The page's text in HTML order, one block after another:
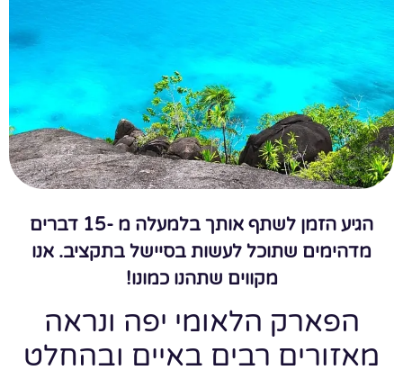
הגיע הזמן לשתף אותך בלמעלה מ -15 דברים
מדהימים שתוכל לעשות בסיישל בתקציב. אנו
מקווים שתהנו כמונו!
הפארק הלאומי יפה ונראה
מאזורים רבים באיים ובהחלט